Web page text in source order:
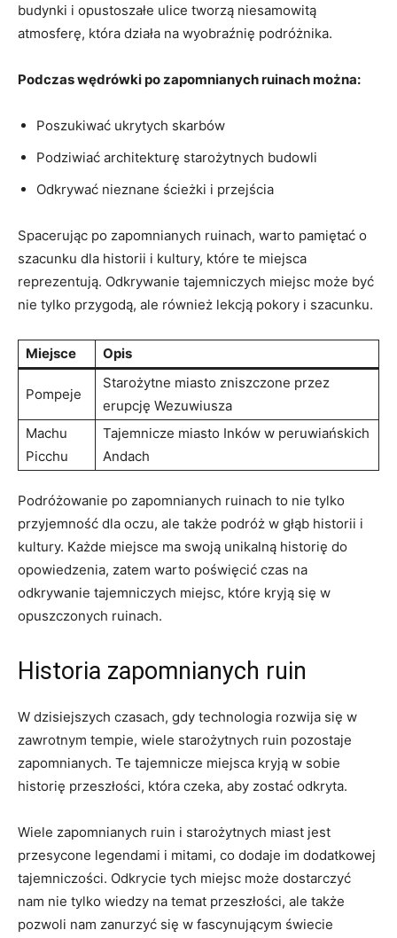
budynki i opustoszałe ⁤ulice⁤ tworzą niesamowitą
atmosferę, która działa na wyobraźnię podróżnika.
Podczas ⁣wędrówki po zapomnianych ruinach można:
Poszukiwać ukrytych⁣ skarbów
Podziwiać ⁣architekturę starożytnych budowli
Odkrywać nieznane ścieżki i przejścia
Spacerując po zapomnianych ruinach, warto pamiętać o
szacunku dla historii ⁤i kultury, które te miejsca
reprezentują. Odkrywanie tajemniczych miejsc⁤ może być⁤
nie ‍tylko przygodą,⁢ ale również lekcją pokory i szacunku.
Miejsce Opis
Pompeje
Starożytne miasto zniszczone przez
erupcję Wezuwiusza
Machu
Picchu
Tajemnicze miasto Inków w peruwiańskich
Andach
Podróżowanie po zapomnianych ruinach to nie tylko
przyjemność dla ⁣oczu,‍ ale także podróż w głąb historii i⁣
kultury. Każde miejsce ‍ma swoją unikalną⁤ historię do⁤
opowiedzenia,⁢ zatem warto poświęcić czas na
odkrywanie tajemniczych​ miejsc, które kryją się w⁤
opuszczonych ruinach.
Historia zapomnianych ruin
W dzisiejszych‍ czasach, gdy technologia rozwija się w⁢
zawrotnym tempie, wiele starożytnych ruin pozostaje
zapomnianych. Te tajemnicze miejsca kryją w sobie
historię przeszłości, która czeka, aby zostać odkryta.
Wiele zapomnianych ruin i starożytnych miast jest
przesycone legendami i mitami, co dodaje im dodatkowej
tajemniczości. Odkrycie tych miejsc może dostarczyć ​
nam nie tylko wiedzy na⁤ temat przeszłości,⁣ ale⁣ także
pozwoli nam⁣ zanurzyć się w⁢ fascynującym​ świecie